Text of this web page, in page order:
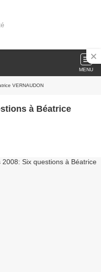
MENU
VERNAUDON
à Béatrice